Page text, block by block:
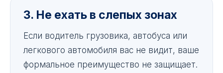
3. Не ехать в слепых зонах
Если водитель грузовика, автобуса или
легкового автомобиля вас не видит, ваше
формальное преимущество не защищает.